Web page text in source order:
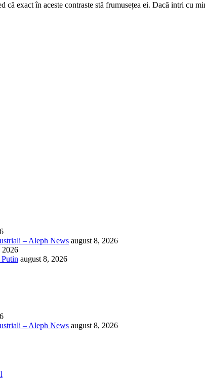
exact în aceste contraste stă frumusețea ei. Dacă intri cu
– Aleph News august 8, 2026
2026
august 8, 2026
– Aleph News august 8, 2026